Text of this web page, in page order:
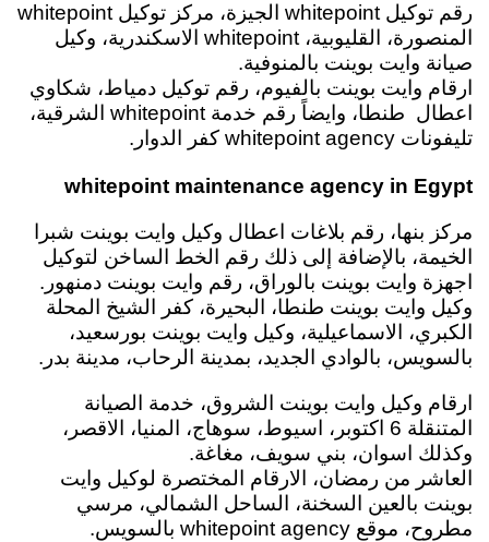
رقم توكيل whitepoint الجيزة، مركز توكيل whitepoint
المنصورة، القليوبية، whitepoint الاسكندرية، وكيل
صيانة وايت بوينت بالمنوفية.
ارقام وايت بوينت بالفيوم، رقم توكيل دمياط، شكاوي
اعطال طنطا، وايضاً رقم خدمة whitepoint الشرقية،
تليفونات whitepoint agency كفر الدوار.
whitepoint maintenance agency in Egypt
مركز بنها، رقم بلاغات اعطال وكيل وايت بوينت شبرا
الخيمة، بالإضافة إلى ذلك رقم الخط الساخن لتوكيل
اجهزة وايت بوينت بالوراق، رقم وايت بوينت دمنهور.
وكيل وايت بوينت طنطا، البحيرة، كفر الشيخ المحلة
الكبري، الاسماعيلية، وكيل وايت بوينت بورسعيد،
بالسويس، بالوادي الجديد، بمدينة الرحاب، مدينة بدر.
ارقام وكيل وايت بوينت الشروق، خدمة الصيانة
المتنقلة 6 اكتوبر، اسيوط، سوهاج، المنيا، الاقصر،
وكذلك اسوان، بني سويف، مغاغة.
العاشر من رمضان، الارقام المختصرة لوكيل وايت
بوينت بالعين السخنة، الساحل الشمالي، مرسي
مطروح، موقع whitepoint agency بالسويس.